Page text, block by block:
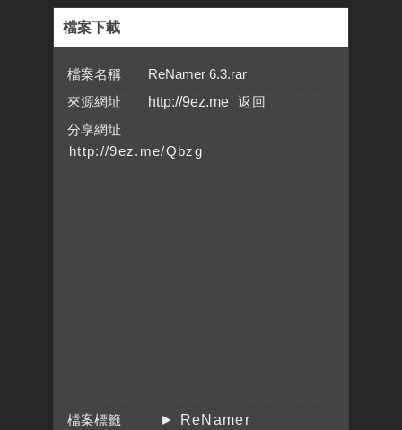
檔案下載
檔案名稱 ReNamer 6.3.rar
來源網址
http://9ez.me
分享網址
檔案標籤
► ReNamer